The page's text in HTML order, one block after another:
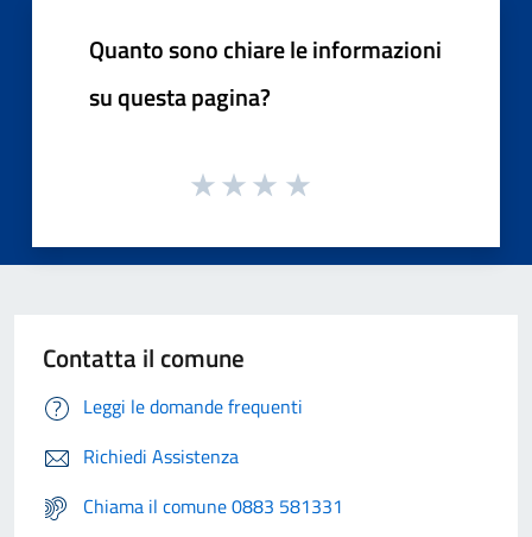
Quanto sono chiare le informazioni
su questa pagina?
Contatta il comune
Leggi le domande frequenti
Richiedi Assistenza
Chiama il comune 0883 581331